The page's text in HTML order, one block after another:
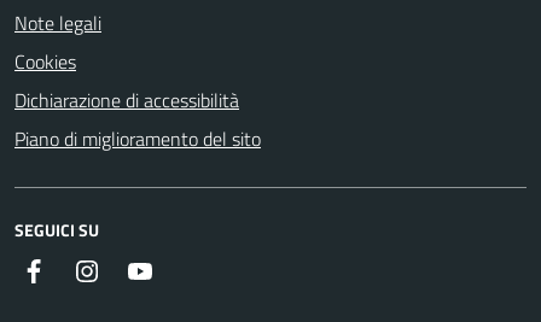
Note legali
Cookies
Dichiarazione di accessibilità
Piano di miglioramento del sito
SEGUICI SU
Facebook Instagram